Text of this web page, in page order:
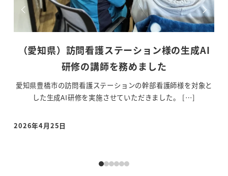
（神奈川県）訪問看護ステーション様の生成
AI研修の講師を務めました
2025年12月9日、神奈川県の訪問看護ステーション様において
生成AI研修の講師を務めました。ハイブ […]
投稿日
2025年12月18日